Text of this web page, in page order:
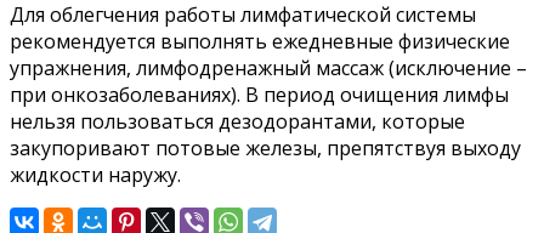
Для облегчения работы лимфатической системы
рекомендуется выполнять ежедневные физические
упражнения, лимфодренажный массаж (исключение –
при онкозаболеваниях). В период очищения лимфы
нельзя пользоваться дезодорантами, которые
закупоривают потовые железы, препятствуя выходу
жидкости наружу.